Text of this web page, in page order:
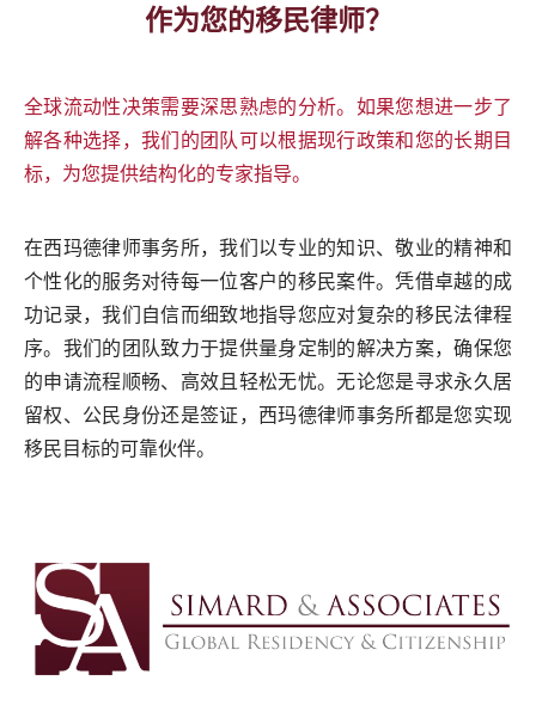
作为您的移民律师？
全球流动性决策需要深思熟虑的分析。如果您想进一步了
解各种选择，我们的团队可以根据现行政策和您的长期目
标，为您提供结构化的专家指导。
在西玛德律师事务所，我们以专业的知识、敬业的精神和
个性化的服务对待每一位客户的移民案件。凭借卓越的成
功记录，我们自信而细致地指导您应对复杂的移民法律程
序。我们的团队致力于提供量身定制的解决方案，确保您
的申请流程顺畅、高效且轻松无忧。无论您是寻求永久居
留权、公民身份还是签证，西玛德律师事务所都是您实现
移民目标的可靠伙伴。